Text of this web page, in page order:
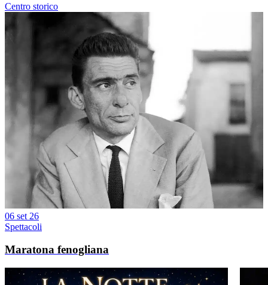
Centro storico
06 set 26
Spettacoli
Maratona fenogliana